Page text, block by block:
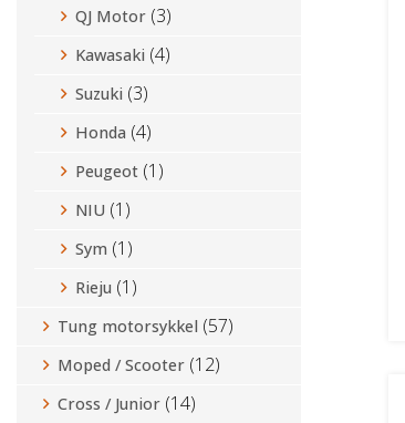
QJ Motor (3)
Kawasaki (4)
Suzuki (3)
Honda (4)
Peugeot (1)
NIU (1)
Sym (1)
Rieju (1)
Tung motorsykkel (57)
Moped / Scooter (12)
Cross / Junior (14)